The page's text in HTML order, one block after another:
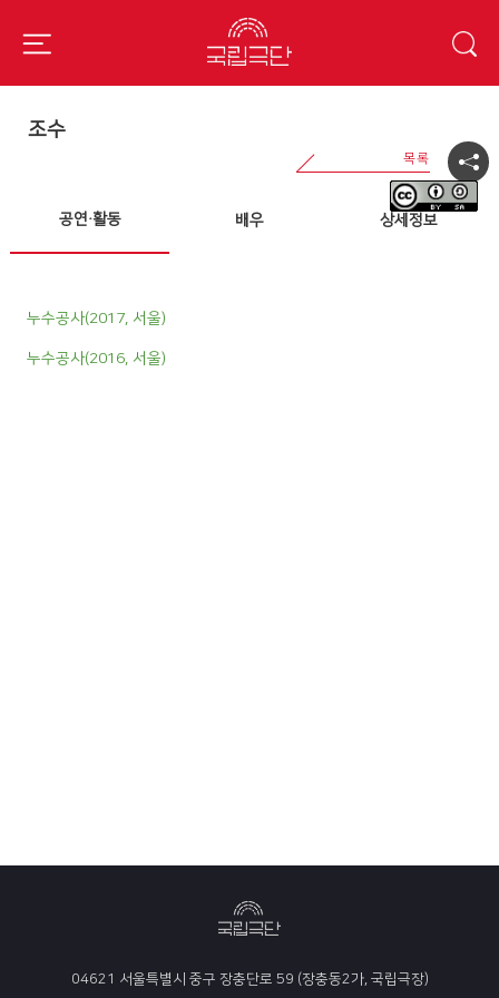
조수
공연·활동 배우 상세정보
누수공사(2017, 서울)
누수공사(2016, 서울)
04621 서울특별시 중구 장충단로 59 (장충동2가, 국립극장)